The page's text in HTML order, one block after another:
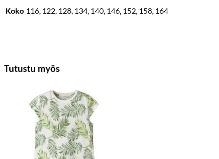
Koko 116, 122, 128, 134, 140, 146, 152, 158, 164
Tutustu myös